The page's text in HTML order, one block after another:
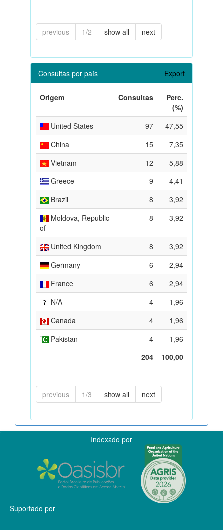
previous 1/2 show all next
Consultas por país Export
Origem Consultas
Perc.
(%)
United States
97
47,55
China
15
7,35
Vietnam
12
5,88
Greece
9
4,41
Brazil
8
3,92
Moldova, Republic
of
8 3,92
United Kingdom 8
3,92
Germany
6
2,94
France
6
2,94
N/A
4
1,96
Canada
4
1,96
Pakistan
4
1,96
204
100,00
previous 1/3 show all next
Indexado por
Suportado por